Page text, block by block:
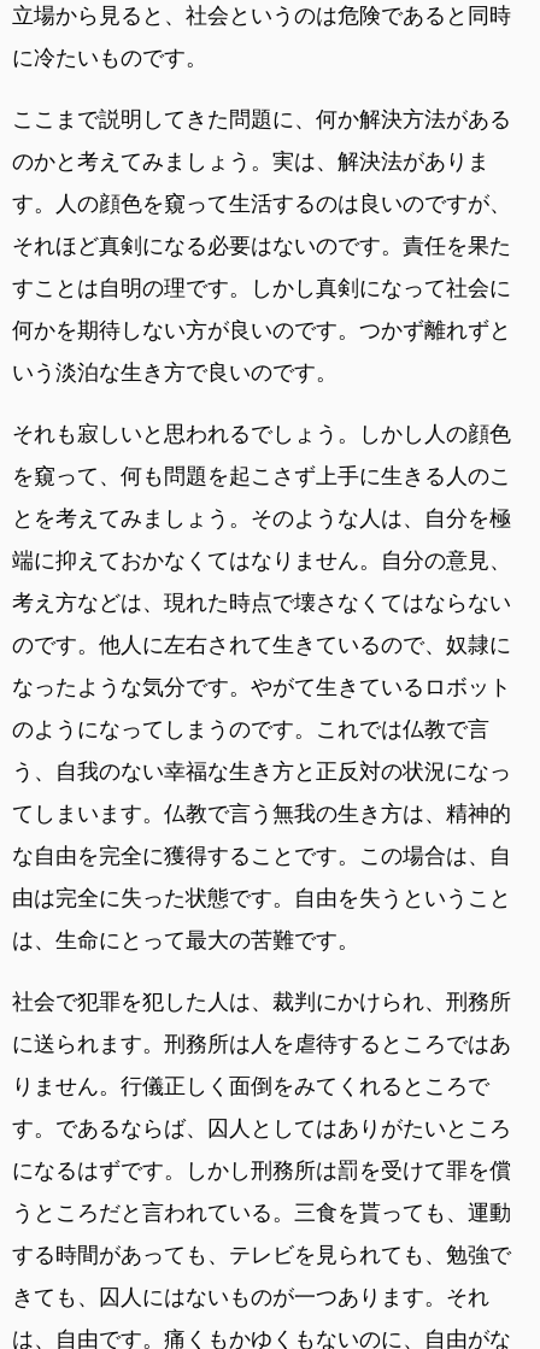
立場から見ると、社会というのは危険であると同時
に冷たいものです。
ここまで説明してきた問題に、何か解決方法がある
のかと考えてみましょう。実は、解決法がありま
す。人の顔色を窺って生活するのは良いのですが、
それほど真剣になる必要はないのです。責任を果た
すことは自明の理です。しかし真剣になって社会に
何かを期待しない方が良いのです。つかず離れずと
いう淡泊な生き方で良いのです。
それも寂しいと思われるでしょう。しかし人の顔色
を窺って、何も問題を起こさず上手に生きる人のこ
とを考えてみましょう。そのような人は、自分を極
端に抑えておかなくてはなりません。自分の意見、
考え方などは、現れた時点で壊さなくてはならない
のです。他人に左右されて生きているので、奴隷に
なったような気分です。やがて生きているロボット
のようになってしまうのです。これでは仏教で言
う、自我のない幸福な生き方と正反対の状況になっ
てしまいます。仏教で言う無我の生き方は、精神的
な自由を完全に獲得することです。この場合は、自
由は完全に失った状態です。自由を失うということ
は、生命にとって最大の苦難です。
社会で犯罪を犯した人は、裁判にかけられ、刑務所
に送られます。刑務所は人を虐待するところではあ
りません。行儀正しく面倒をみてくれるところで
す。であるならば、囚人としてはありがたいところ
になるはずです。しかし刑務所は罰を受けて罪を償
うところだと言われている。三食を貰っても、運動
する時間があっても、テレビを見られても、勉強で
きても、囚人にはないものが一つあります。それ
は、自由です。痛くもかゆくもないのに、自由がな